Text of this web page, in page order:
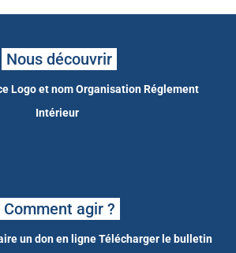
Nous découvrir
Logo et nom Organisation Réglement
Intérieur
Comment agir ?
un don en ligneTélécharger le bulletin